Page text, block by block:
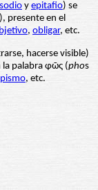
y epitafio) se
presente en el
, obligar, etc.
hacerse visible)
palabra φῶς (phos
, etc.